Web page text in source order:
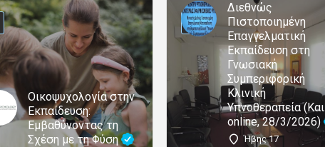
Οικοψυχολογία στην
Εκπαίδευση:
Εμβαθύνοντας τη
Σχέση με τη Φύση
Διεθνώς
Πιστοποιημένη
Επαγγελματική
Εκπαίδευση στη
Γνωσιακή
Συμπεριφορική
Κλινική
Υπνοθεραπεία (Και
online, 28/3/2026)
Ήβης 17